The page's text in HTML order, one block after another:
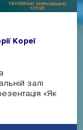
Кореї
залі
«Як